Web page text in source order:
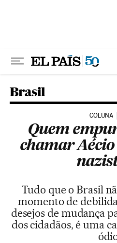
Brasil
COLUNA
Quem
chamar Aécio
Tudo que o Brasil
momento de
desejos de mudança
dos cidadãos, é uma